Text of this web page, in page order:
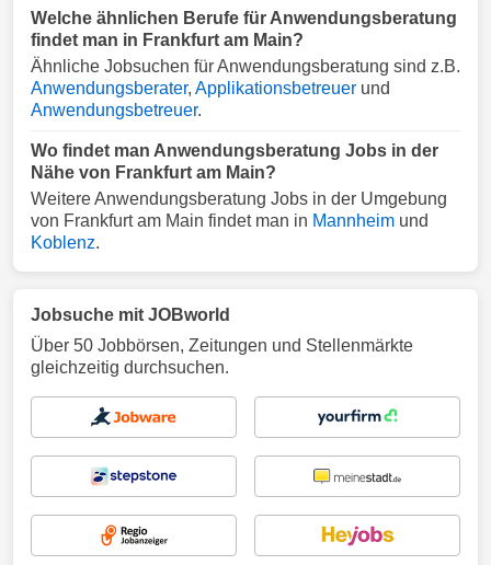
Welche ähnlichen Berufe für Anwendungsberatung
findet man in Frankfurt am Main?
Ähnliche Jobsuchen für Anwendungsberatung sind z.B.
Anwendungsberater, Applikationsbetreuer und
Anwendungsbetreuer.
Wo findet man Anwendungsberatung Jobs in der
Nähe von Frankfurt am Main?
Weitere Anwendungsberatung Jobs in der Umgebung
von Frankfurt am Main findet man in Mannheim und
Koblenz.
Jobsuche mit JOBworld
Über 50 Jobbörsen, Zeitungen und Stellenmärkte
gleichzeitig durchsuchen.